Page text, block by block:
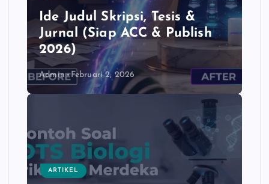
Ide Judul Skripsi, Tesis &
Jurnal (Siap ACC & Publish
2026)
Admin Februari 2, 2026
ARTIKEL